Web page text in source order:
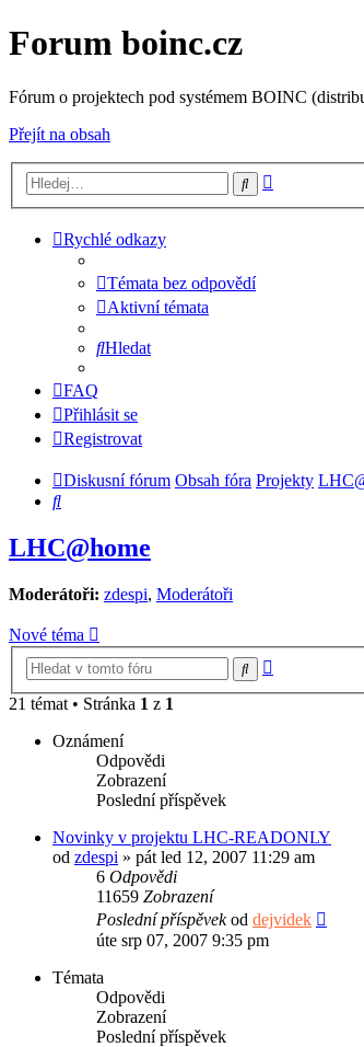
Forum boinc.cz
Fórum o projektech pod systémem BOINC
Přejít na obsah
Hledat
Rychlé odkazy
Témata bez odpovědí
Aktivní témata
Hledat
FAQ
Přihlásit se
Registrovat
Diskusní fórum Obsah fóra Projekty
Hledat
LHC@home
Moderátoři: zdespi, Moderátoři
Nové téma
Hledat
21 témat • Stránka 1 z 1
Oznámení
Odpovědi
Zobrazení
Poslední příspěvek
Novinky v projektu LHC-READONLY
od zdespi » pát led 12, 2007 11:29 am
6 Odpovědi
11659 Zobrazení
Poslední příspěvekod dejvidek
úte srp 07, 2007 9:35 pm
Témata
Odpovědi
Zobrazení
Poslední příspěvek